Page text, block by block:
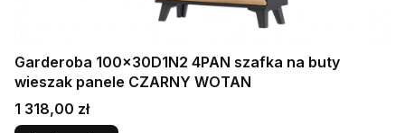
Garderoba 100x30D1N2 4PAN szafka na buty
wieszak panele CZARNY WOTAN
Cena
1 318,00 zł